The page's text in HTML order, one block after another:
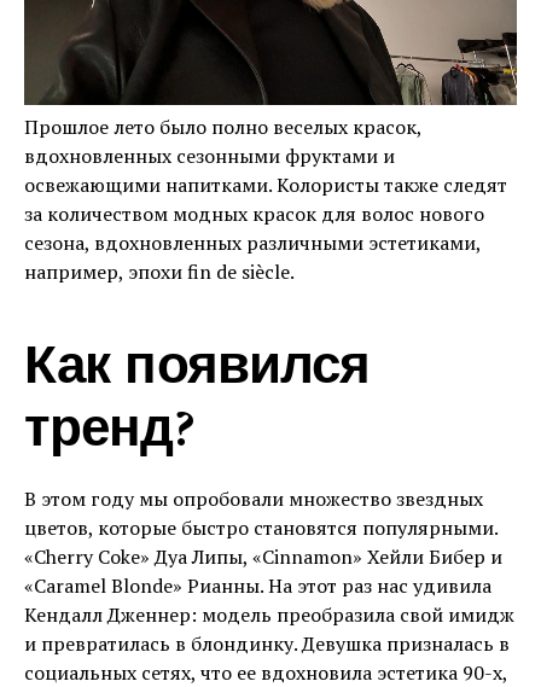
Прошлое лето было полно веселых красок,
вдохновленных сезонными фруктами и
освежающими напитками. Колористы также следят
за количеством модных красок для волос нового
сезона, вдохновленных различными эстетиками,
например, эпохи fin de siècle.
Как появился
тренд?
В этом году мы опробовали множество звездных
цветов, которые быстро становятся популярными.
«Cherry Coke» Дуа Липы, «Cinnamon» Хейли Бибер и
«Caramel Blonde» Рианны. На этот раз нас удивила
Кендалл Дженнер: модель преобразила свой имидж
и превратилась в блондинку. Девушка призналась в
социальных сетях, что ее вдохновила эстетика 90-х,